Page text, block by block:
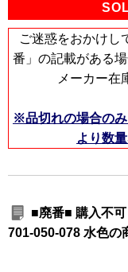
ご迷惑をおかけし
番」の記載がある
メーカー在
※品切れの場合の
より数
■廃番■ 購入不
701-050-078 水色の